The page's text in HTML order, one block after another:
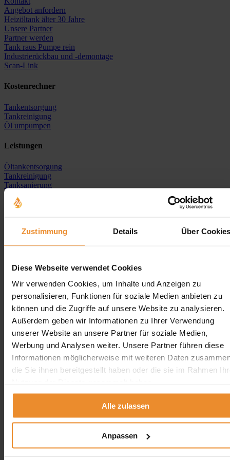
Zustimmung Details Über
Diese Webseite verwendet Cookies
Wir verwenden Cookies, um Inhalte und Anzeigen zu
personalisieren, Funktionen für soziale Medien anbieten zu
können und die Zugriffe auf unsere Website zu analysieren.
Außerdem geben wir Informationen zu Ihrer Verwendung
unserer Website an unsere Partner für soziale Medien,
Werbung und Analysen weiter. Unsere Partner führen diese
Informationen möglicherweise mit weiteren Daten
die Sie ihnen bereitgestellt haben oder die sie im Rahmen
Alle zulassen
Anpassen
Angebot anfordern
Heizöltank älter 30 Jahre
Unsere Partner
Partner werden
Tank raus Pumpe rein
Industrierückbau und -demontage
Scan-Link
Kostenrechner
Tankentsorgung
Tankreinigung
Öl umpumpen
Leistungen
Öltankentsorgung
Tankreinigung
Tanksanierung
Neutankanlage
Heizöl-Ankauf
Erdtank stilllegen vor Ort
Erdtank stilllegen Hamburg
Erdtank stilllegen Berlin
Erdtank stilllegen Bremen
Erdtank stilllegen Hessen
Erdtank stilllegen Niedersachsen
Erdtank stilllegen Rheinland-Pfalz
Tankreinigung vor Ort
Tankreinigung Deutschland
Tankreinigung Deutschland
Tankreinigung in der Nähe
Tankreinigung in Hamburg
Tankreinigung in Bremen
Tankreinigung in Bremerhaven